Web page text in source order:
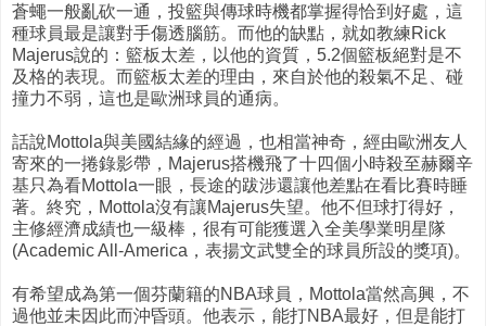
蒼蠅一般亂砍一通，投籃與傳球時機都掌握得恰到好處，這
種球員最是讓對手傷透腦筋。而他的缺點，就如教練Rick
Majerus說的：籃板太差，以他的資質，5.2個籃板絕對是不
及格的表現。而籃板太差的理由，來自於他的殺氣不足、碰
撞力不弱，這也是歐洲球員的通病。
話說Mottola與美國結緣的經過，也相當神奇，經由歐洲友人
寄來的一捲錄影帶，Majerus搭機飛了十四個小時殺至赫爾辛
基只為看Mottola一眼，長途的跋涉還讓他差點在看比賽時睡
著。終究，Mottola沒有讓Majerus失望。他不但球打得好，
主修經濟成績也一級棒，很有可能獲選入全美學業明星隊
(Academic All-America，表揚文武雙全的球員所設的獎項)。
有希望成為第一個芬蘭籍的NBA球員，Mottola當然高興，不
過他並未因此而沖昏頭。他表示，能打NBA最好，但是能打